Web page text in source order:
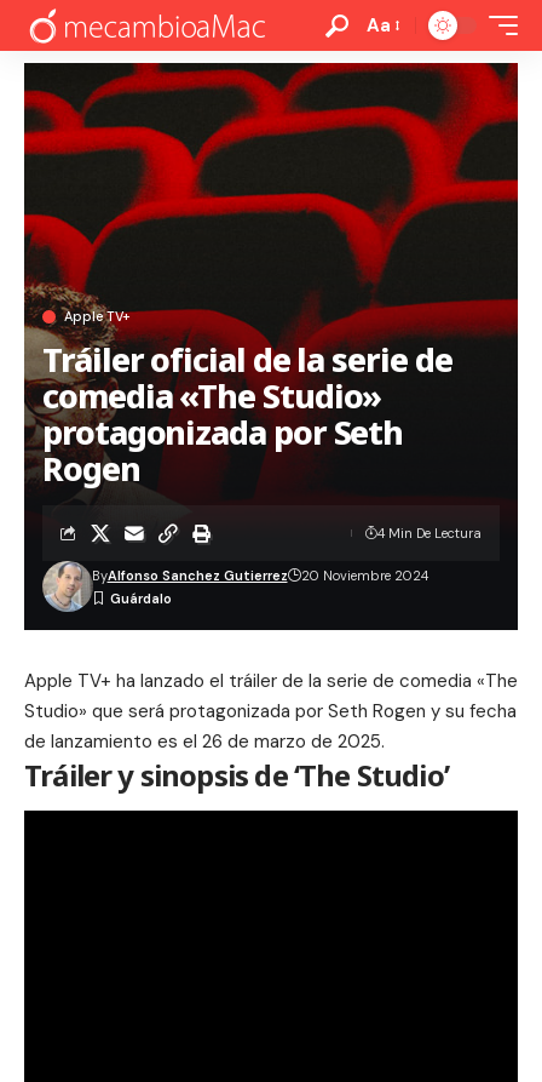
Aa
Apple TV+
Tráiler oficial de la serie de
comedia «The Studio»
protagonizada por Seth
Rogen
ByAlfonso Sanchez Gutierrez 20 Noviembre 2024
4 Min De Lectura
Apple TV+ ha lanzado el tráiler de la serie de comedia «The
Studio» que será protagonizada por Seth Rogen y su fecha
de lanzamiento es el 26 de marzo de 2025.
Tráiler y sinopsis de ‘The Studio’